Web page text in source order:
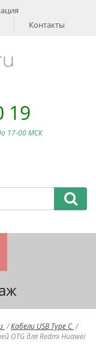
Контакты
19
17-00 МСК
/Кабели USB Type C /
OTG для Redmi Huawei